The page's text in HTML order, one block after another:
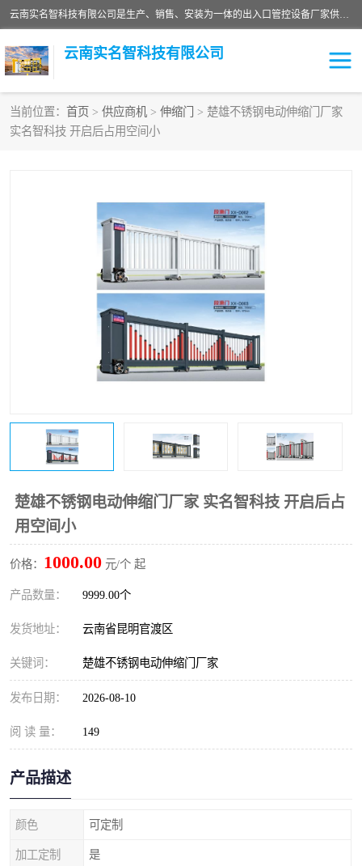
云南实名智科技有限公司是生产、销售、安装为一体的出入口管控设备厂家供应商。主营:电动伸缩门、道闸、广告道闸、重型空降闸、车牌识别、门禁通道、升降柱、岗亭、旗杆等智能设备。主营产品: 电动伸缩门,道闸门禁,车牌识别 生产、销售、安装为一体的出入口管控设备厂家源头供应商。
云南实名智科技有限公司
当前位置： 首页 > 供应商机 > 伸缩门
> 楚雄不锈钢电动伸缩门厂家
实名智科技 开启后占用空间小
楚雄不锈钢电动伸缩门厂家 实名智科技 开启后占
用空间小
价格： 1000.00 元/个 起
产品数量： 9999.00个
发货地址： 云南省昆明官渡区
关键词： 楚雄不锈钢电动伸缩门厂家
发布日期： 2026-08-10
阅 读 量： 149
产品描述
颜色 可定制
加工定制 是
车牌识别门系列
通道闸系列